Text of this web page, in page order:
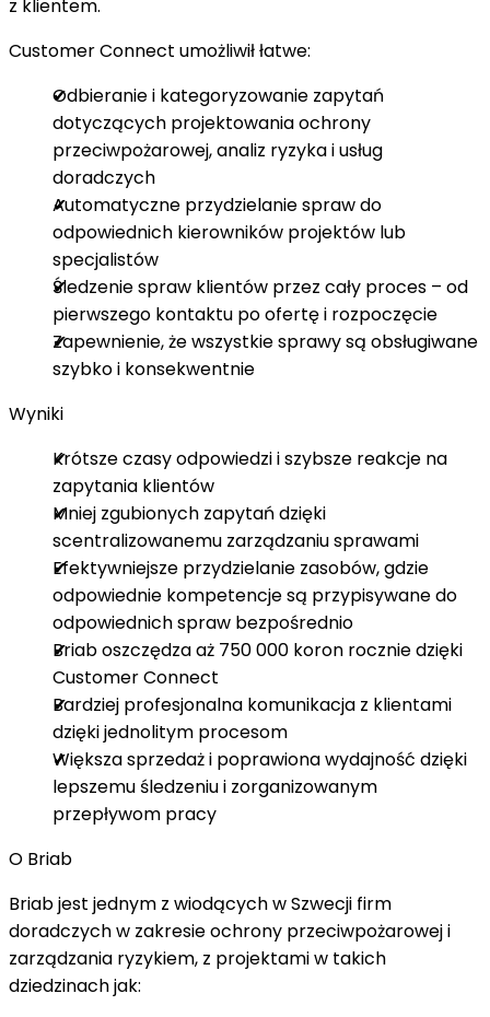
z klientem.
Customer Connect umożliwił łatwe:
Odbieranie i kategoryzowanie zapytań
dotyczących projektowania ochrony
przeciwpożarowej, analiz ryzyka i usług
doradczych
Automatyczne przydzielanie spraw do
odpowiednich kierowników projektów lub
specjalistów
Śledzenie spraw klientów przez cały proces – od
pierwszego kontaktu po ofertę i rozpoczęcie
Zapewnienie, że wszystkie sprawy są obsługiwane
szybko i konsekwentnie
Wyniki
Krótsze czasy odpowiedzi i szybsze reakcje na
zapytania klientów
Mniej zgubionych zapytań dzięki
scentralizowanemu zarządzaniu sprawami
Efektywniejsze przydzielanie zasobów, gdzie
odpowiednie kompetencje są przypisywane do
odpowiednich spraw bezpośrednio
Briaboszczędza aż 750 000 koron roczniedzięki
Customer Connect
Bardziej profesjonalna komunikacja z klientami
dzięki jednolitym procesom
Większa sprzedaż i poprawiona wydajność dzięki
lepszemu śledzeniu i zorganizowanym
przepływom pracy
O Briab
Briab jest jednym z wiodących w Szwecji firm
doradczych w zakresie ochrony przeciwpożarowej i
zarządzania ryzykiem, z projektami w takich
dziedzinach jak: